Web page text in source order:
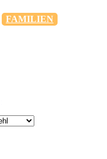
FAMILIEN